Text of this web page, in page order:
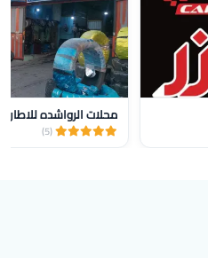
محلات الرواشده
(5)